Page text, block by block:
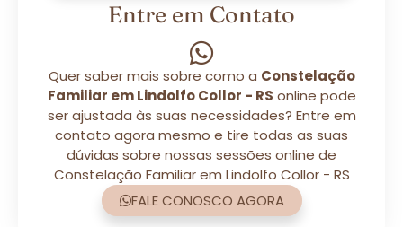
Entre em Contato
Quer saber mais sobre como a Constelação
Familiar em Lindolfo Collor - RS online pode
ser ajustada às suas necessidades? Entre em
contato agora mesmo e tire todas as suas
dúvidas sobre nossas sessões online de
Constelação Familiar em Lindolfo Collor - RS
FALE CONOSCO AGORA